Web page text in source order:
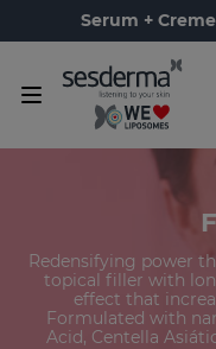
Serum +
Redensifying power
topical filler with
effect that
Formulated with
Acid, Centella